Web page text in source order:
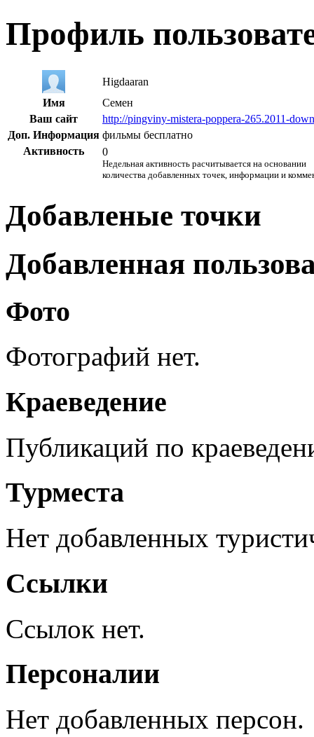
Профиль
Higdaaran
Имя
Семен
Ваш сайт
http://pingviny-mistera-poppera-265.2011-
Доп. Информация фильмы бесплатно
Активность
0
Недельная активность расчитывается на основании
количества добавленных точек, информации и
Добавленые точки
Добавленная
Фото
Фотографий нет.
Краеведение
Публикаций по
Турместа
Нет добавленных
Ссылки
Ссылок нет.
Персоналии
Нет добавленных персон.